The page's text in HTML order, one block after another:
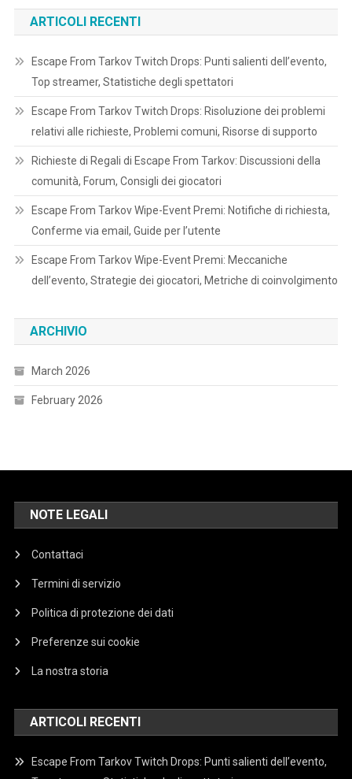
ARTICOLI RECENTI
Escape From Tarkov Twitch Drops: Punti salienti dell’evento,
Top streamer, Statistiche degli spettatori
Escape From Tarkov Twitch Drops: Risoluzione dei problemi
relativi alle richieste, Problemi comuni, Risorse di supporto
Richieste di Regali di Escape From Tarkov: Discussioni della
comunità, Forum, Consigli dei giocatori
Escape From Tarkov Wipe-Event Premi: Notifiche di richiesta,
Conferme via email, Guide per l’utente
Escape From Tarkov Wipe-Event Premi: Meccaniche
dell’evento, Strategie dei giocatori, Metriche di coinvolgimento
ARCHIVIO
March 2026
February 2026
NOTE LEGALI
Contattaci
Termini di servizio
Politica di protezione dei dati
Preferenze sui cookie
La nostra storia
ARTICOLI RECENTI
Escape From Tarkov Twitch Drops: Punti salienti dell’evento,